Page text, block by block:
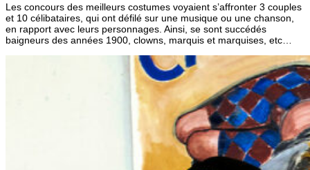
Les concours des meilleurs costumes voyaient s’affronter 3 couples
et 10 célibataires, qui ont défilé sur une musique ou une chanson,
en rapport avec leurs personnages. Ainsi, se sont succédés
baigneurs des années 1900, clowns, marquis et marquises, etc…